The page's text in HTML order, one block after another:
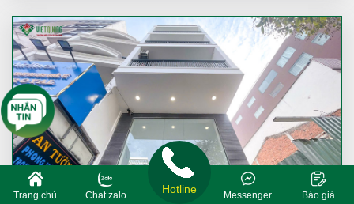
Trang chủ Chat zalo Báo giá
Messenger
Hotline